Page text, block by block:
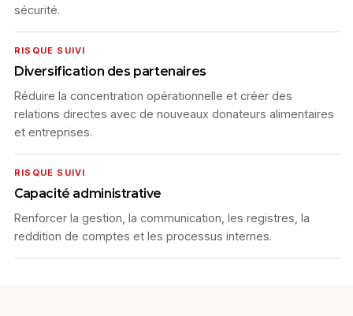
sécurité.
RISQUE SUIVI
Diversification des partenaires
Réduire la concentration opérationnelle et créer des
relations directes avec de nouveaux donateurs alimentaires
et entreprises.
RISQUE SUIVI
Capacité administrative
Renforcer la gestion, la communication, les registres, la
reddition de comptes et les processus internes.